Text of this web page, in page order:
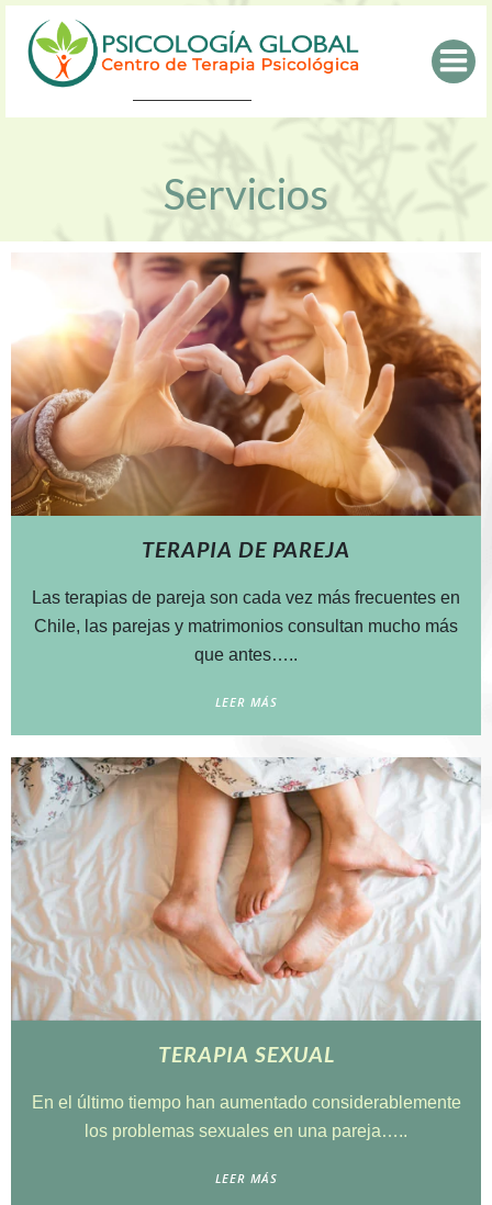
al
contenido
Servicios
TERAPIA DE PAREJA
Las terapias de pareja son cada vez más frecuentes en
Chile, las parejas y matrimonios consultan mucho más
que antes…..
LEER MÁS
TERAPIA SEXUAL
En el último tiempo han aumentado considerablemente
los problemas sexuales en una pareja…..
LEER MÁS